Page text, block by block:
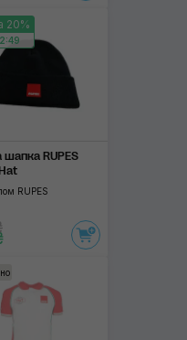
20%
RUPES
RUPES